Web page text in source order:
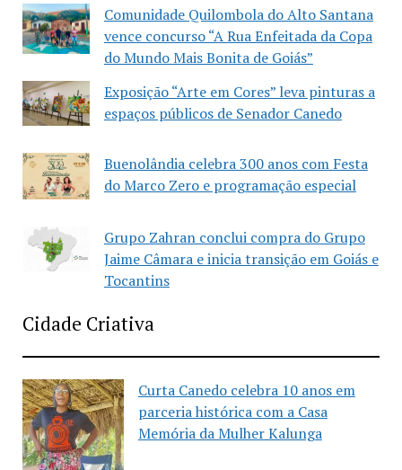
Comunidade Quilombola do Alto Santana
vence concurso “A Rua Enfeitada da Copa
do Mundo Mais Bonita de Goiás”
Exposição “Arte em Cores” leva pinturas a
espaços públicos de Senador Canedo
Buenolândia celebra 300 anos com Festa
do Marco Zero e programação especial
Grupo Zahran conclui compra do Grupo
Jaime Câmara e inicia transição em Goiás e
Tocantins
Cidade Criativa
Curta Canedo celebra 10 anos em
parceria histórica com a Casa
Memória da Mulher Kalunga